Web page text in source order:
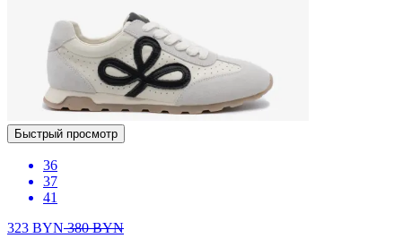
Быстрый просмотр
36
37
41
323 BYN380BYN